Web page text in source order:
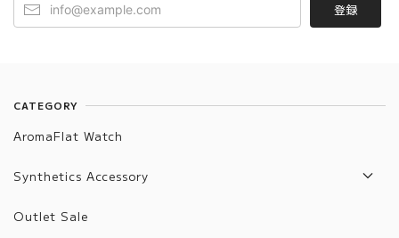
登録
CATEGORY
AromaFlat Watch
Synthetics Accessory
Artifact List
Outlet Sale